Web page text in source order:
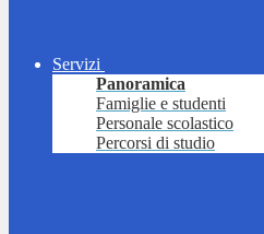
Servizi
Panoramica
Famiglie e studenti
Personale scolastico
Percorsi di studio